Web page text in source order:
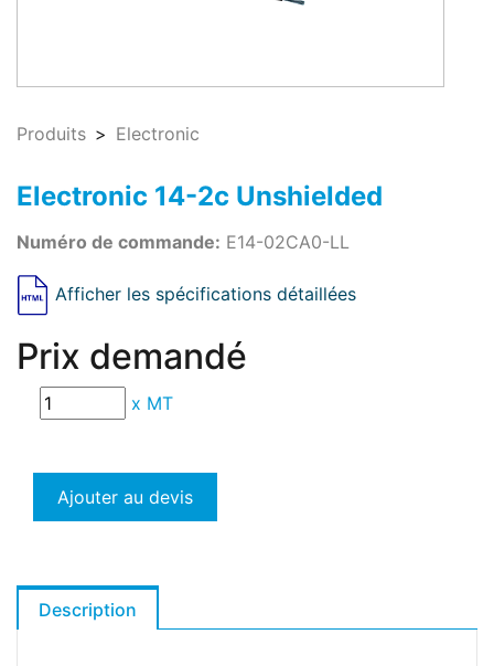
Produits Electronic
Electronic 14-2c Unshielded
Numéro de commande: E14-02CA0-LL
Afficher les spécifications détaillées
Prix demandé
x MT
Ajouter au devis
Description